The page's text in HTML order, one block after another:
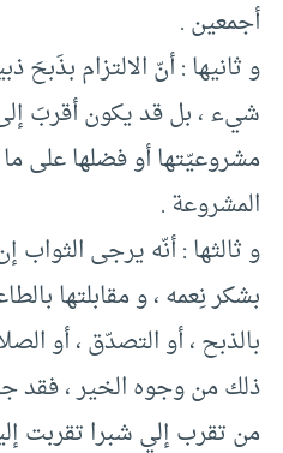
أجمعين .
و ثانيها : أنّ الالتزام
شيء ، بل قد يكون أقربَ إلى
مشروعيّتها أو فضلها على
المشروعة .
و ثالثها : أنّه يرجى الثواب
بشكر نِعمه ، و مقابلتها
بالذبح ، أو التصدّق ، أو
ذلك من وجوه الخير ، فقد
من تقرب إلي شبرا تقربت